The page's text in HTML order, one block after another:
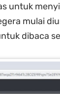
untuk
mulai
dibaca